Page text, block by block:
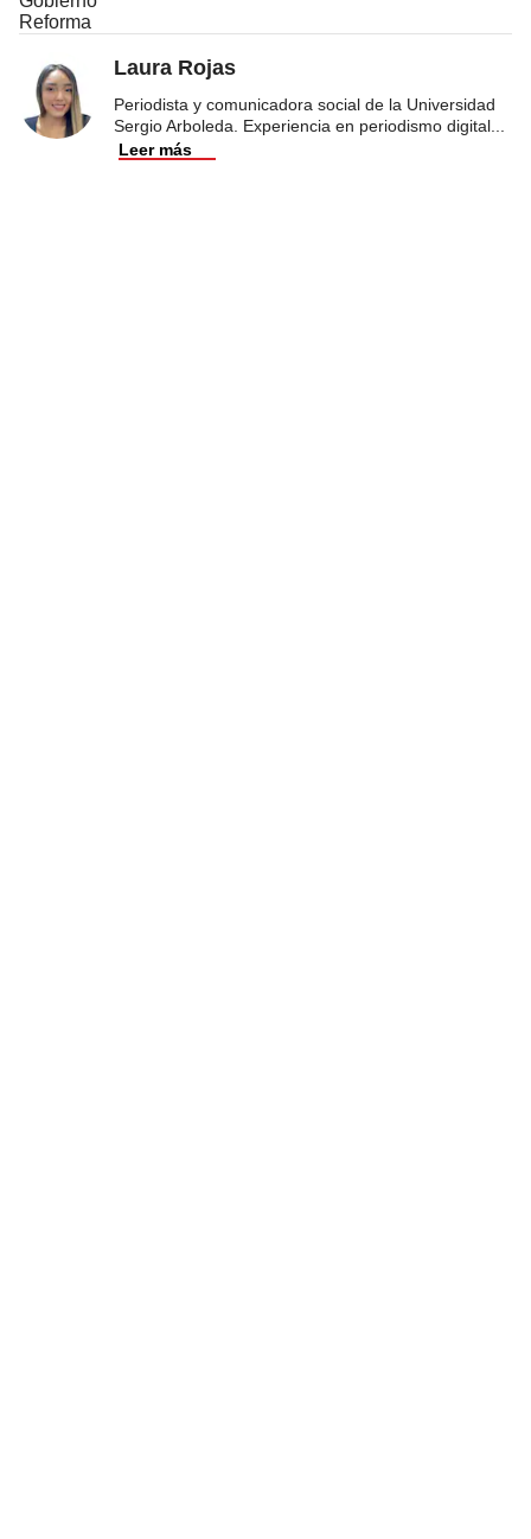
Reforma
Laura Rojas
Periodista y comunicadora social de la Universidad
Sergio Arboleda. Experiencia en periodismo digital
Leer más